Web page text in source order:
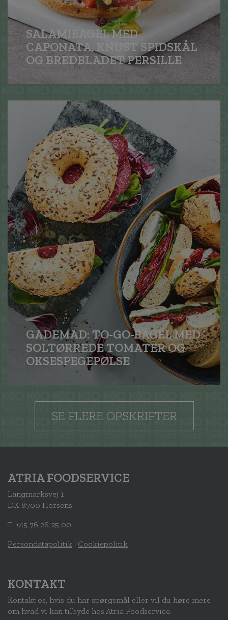
SALAMIBAGEL MED
CAPONATA, KNUST SPIDSKÅL
OG BREDBLADET PERSILLE
GADEMAD: TO-GO-BAGEL MED
SOLTØRREDE TOMATER OG
OKSE­SPEGEPØLSE
SE FLERE OPSKRIFTER
ATRIA FOODSERVICE
Langmarksvej 1
DK-8700 Horsens
T: +45 76 28 25 00
Persondatapolitik | Cookiepolitik
KONTAKT
Kontakt os, hvis du har spørgsmål eller vil du høre mere
om hvad vi kan tilbyde hos Atria Foodservice.